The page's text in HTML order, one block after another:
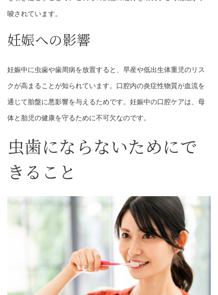
唆されています。
妊娠への影響
妊娠中に虫歯や歯周病を放置すると、早産や低出生体重児のリス
クが高まることが知られています。口腔内の炎症性物質が血流を
通じて胎盤に悪影響を与えるためです。妊娠中の口腔ケアは、母
体と胎児の健康を守るために不可欠なのです。
虫歯にならないためにで
きること